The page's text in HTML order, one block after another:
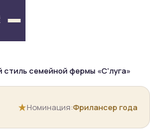
семейной фермы «С'луга»
Номинация:Фрилансер года